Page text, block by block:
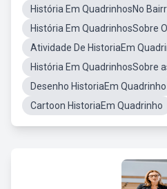
História Em QuadrinhosNo
História Em QuadrinhosSobre
Atividade De HistoriaEm
História Em QuadrinhosSobre
Desenho HistoriaEm Quadrinho
Cartoon HistoriaEm Quadrinho